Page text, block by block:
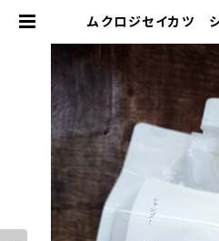
ムクロジセイカツ